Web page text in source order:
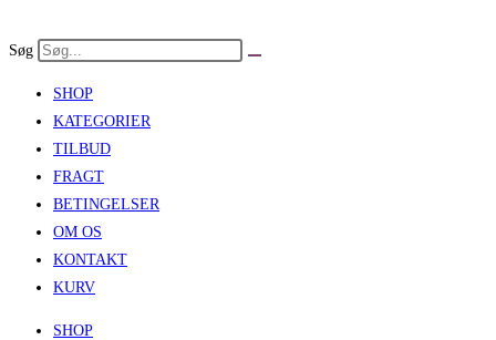
to
Søg
SHOP
KATEGORIER
TILBUD
FRAGT
BETINGELSER
OM OS
KONTAKT
KURV
SHOP